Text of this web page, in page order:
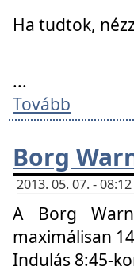
Ha tudtok,
...
Tovább
Borg
2013. 05. 07. -
A Borg
maximálisan
Indulás 8:45-